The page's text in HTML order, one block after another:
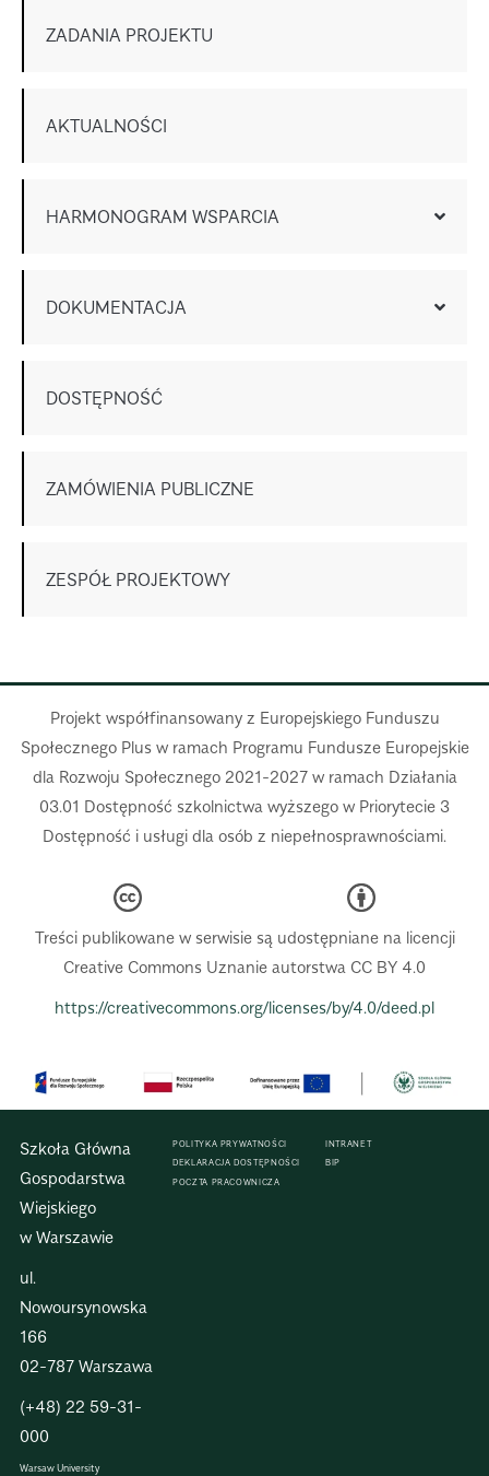
ZADANIA PROJEKTU
AKTUALNOŚCI
HARMONOGRAM WSPARCIA
DOKUMENTACJA
DOSTĘPNOŚĆ
ZAMÓWIENIA PUBLICZNE
ZESPÓŁ PROJEKTOWY
Projekt współfinansowany z Europejskiego Funduszu
Społecznego Plus w ramach Programu Fundusze Europejskie
dla Rozwoju Społecznego 2021-2027 w ramach Działania
03.01 Dostępność szkolnictwa wyższego w Priorytecie 3
Dostępność i usługi dla osób z niepełnosprawnościami.
Treści publikowane w serwisie są udostępniane na licencji
Creative Commons Uznanie autorstwa CC BY 4.0
https://creativecommons.org/licenses/by/4.0/deed.pl
Szkoła Główna
Gospodarstwa
Wiejskiego
w Warszawie
ul.
Nowoursynowska
166
02-787 Warszawa
(+48) 22 59-31-
000
Warsaw University
POLITYKA PRYWATNOŚCI
DEKLARACJA DOSTĘPNOŚCI
POCZTA PRACOWNICZA
INTRANET
BIP